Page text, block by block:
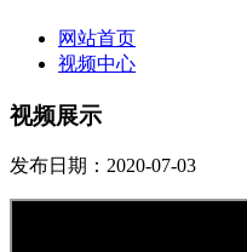
网站首页
视频中心
视频展示
发布日期：2020-07-03